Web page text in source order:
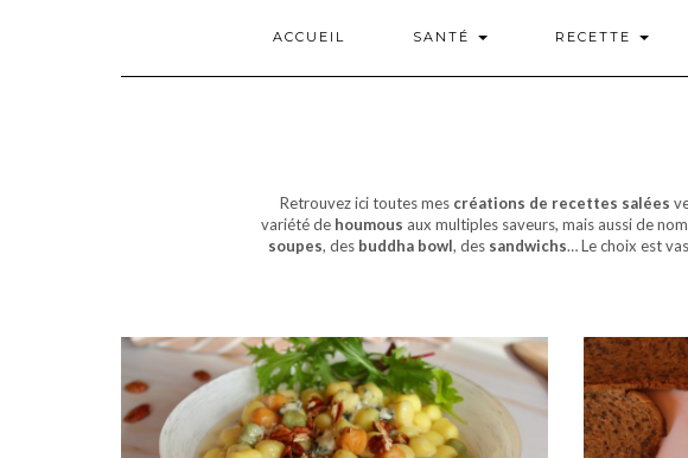
ACCUEIL SANTÉ RECETTE
Retrouvez ici toutes mes créations de recettes salées
variété de houmous aux multiples saveurs, mais aussi de
soupes, des buddha bowl, des sandwichs… Le choix est